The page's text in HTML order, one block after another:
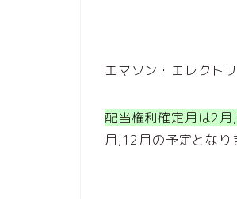
エマソン・エレクト
配当権利確定月は2
月,12月の予定となり